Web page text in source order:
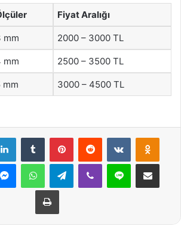
Fiyat Aralığı
mm 2000 – 3000 TL
mm 2500 – 3500 TL
mm 3000 – 4500 TL
LinkedInTumblr PinterestReddit VKontakte
MessengerWhatsAppTelegramViber Line E-Posta ile
Yazdır